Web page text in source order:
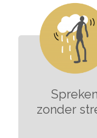
Spreken
zonder